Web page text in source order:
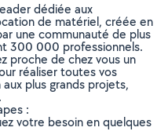
dédiée aux
de matériel, créée en
une communauté de plus
300 000 professionnels.
proche de chez vous un
réaliser toutes vos
plus grands projets,
:
votre besoin en quelques